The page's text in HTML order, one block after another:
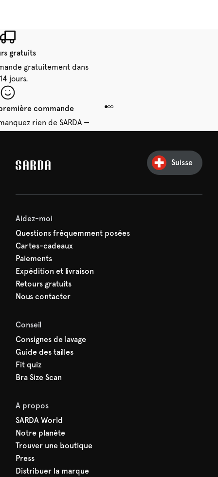
gratuits
gratuitement dans
jours.
commande
rien de SARDA —
vous attend déjà !
Suisse
Aidez-moi
Questions fréquemment posées
Cartes-cadeaux
Paiements
Expédition et livraison
Retours gratuits
Nous contacter
Conseil
Consignes de lavage
Guide des tailles
Fit quiz
Bra Size Scan
A propos
SARDA World
Notre planète
Trouver une boutique
Press
Distribuer la marque